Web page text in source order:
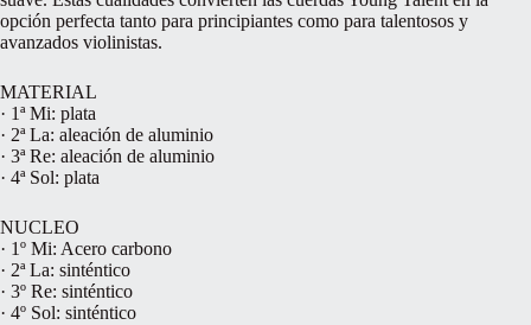
opción perfecta tanto para principiantes como para talentosos y
avanzados violinistas.
MATERIAL
· 1ª Mi: plata
· 2ª La: aleación de aluminio
· 3ª Re: aleación de aluminio
· 4ª Sol: plata
NUCLEO
· 1º Mi: Acero carbono
· 2ª La: sinténtico
· 3º Re: sinténtico
· 4º Sol: sinténtico